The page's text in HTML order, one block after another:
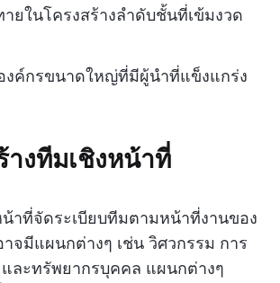
ายในโครงสร้างลำดับชั้นที่เข้มงวด
งค์กรขนาดใหญ่ที่มีผู้นำที่แข็งแกร่ง
างทีมเชิงหน้าที่
น้าที่จัดระเบียบทีมตามหน้าที่งานของ
จมีแผนกต่างๆ เช่น วิศวกรรม การ
ละทรัพยากรบุคคล แผนกต่างๆ